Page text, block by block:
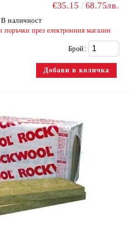
€35.15 68.75лв.
В наличност
поръчки през електронния магазин
Брой: